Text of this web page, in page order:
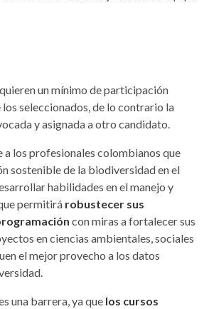
un mínimo de participación
seleccionados, de lo contrario la
y asignada a otro candidato.
a los profesionales colombianos que
sostenible de la biodiversidad en el
habilidades en el manejo y
permitirá robustecer sus
con miras a fortalecer sus
en ciencias ambientales, sociales
el mejor provecho a los datos
una barrera, ya que los cursos